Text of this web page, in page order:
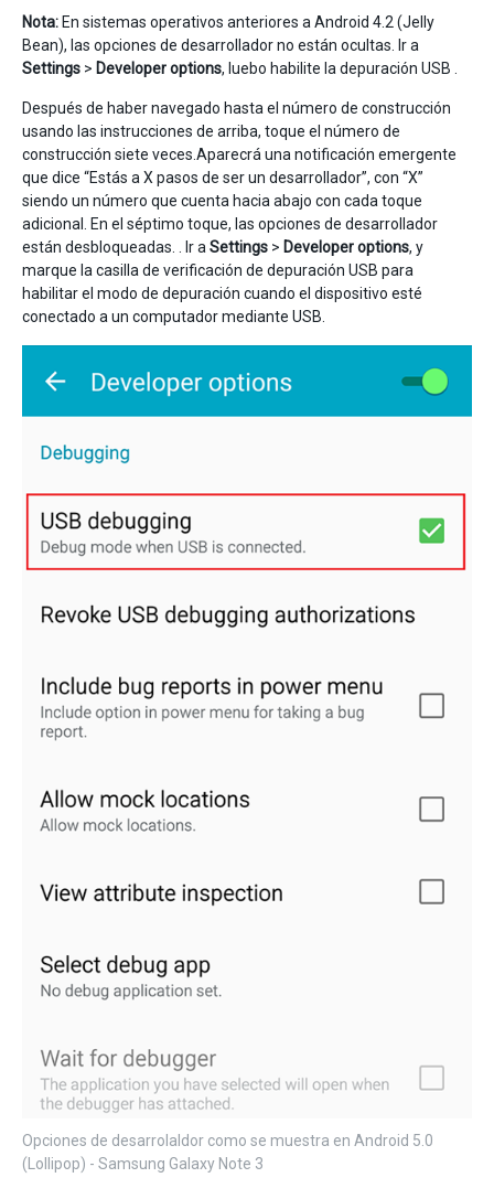
Nota: En sistemas operativos anteriores a Android 4.2 (Jelly
Bean), las opciones de desarrollador no están ocultas. Ir a
Settings > Developer options, luebo habilite la depuración USB .
Después de haber navegado hasta el número de construcción
usando las instrucciones de arriba, toque el número de
construcción siete veces.Aparecrá una notificación emergente
que dice “Estás a X pasos de ser un desarrollador”, con “X”
siendo un número que cuenta hacia abajo con cada toque
adicional. En el séptimo toque, las opciones de desarrollador
están desbloqueadas. . Ir a Settings > Developer options, y
marque la casilla de verificación de depuración USB para
habilitar el modo de depuración cuando el dispositivo esté
conectado a un computador mediante USB.
Opciones de desarrolaldor como se muestra en Android 5.0
(Lollipop) - Samsung Galaxy Note 3